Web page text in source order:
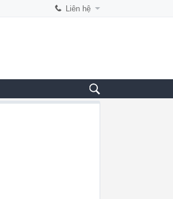
Liên hệ